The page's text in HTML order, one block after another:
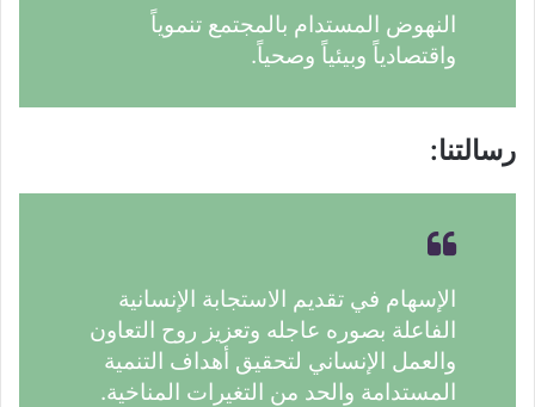
النهوض المستدام بالمجتمع تنموياً
واقتصادياً وبيئياً وصحياً.
رسالتنا:
الإسهام في تقديم الاستجابة الإنسانية
الفاعلة بصوره عاجله وتعزيز روح التعاون
والعمل الإنساني لتحقيق أهداف التنمية
المستدامة والحد من التغيرات المناخية.